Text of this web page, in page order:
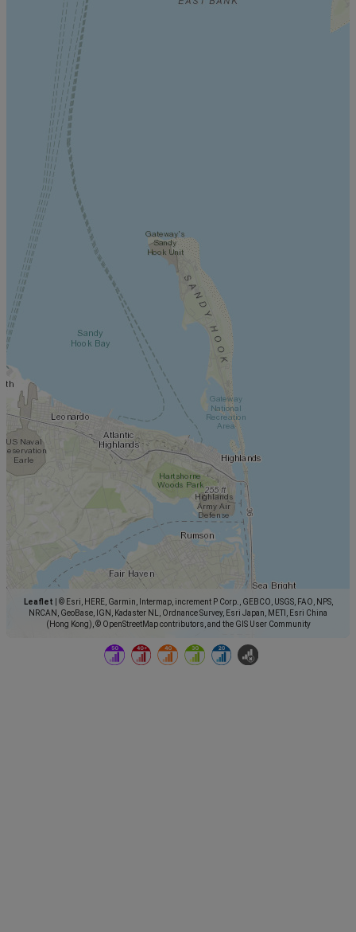
Leaflet
© Esri, HERE, Garmin, Intermap, increment P Corp., GEBCO, USGS, FAO, NPS,
NRCAN, GeoBase, IGN, Kadaster NL, Ordnance Survey, Esri Japan, METI, Esri China
(Hong Kong), © OpenStreetMap contributors, and the GIS User Community